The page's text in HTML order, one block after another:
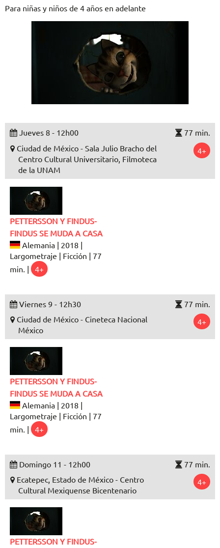
Para niñas y niños de 4 años en adelante
Jueves 8 - 12h00
77 min.
Ciudad de México - Sala Julio Bracho del
Centro Cultural Universitario, Filmoteca
de la UNAM
4+
PETTERSSON Y FINDUS-
FINDUS SE MUDA A CASA
Alemania | 2018 |
Largometraje | Ficción | 77
min. |
4+
Viernes 9 - 12h30
77 min.
Ciudad de México - Cineteca Nacional
México
4+
PETTERSSON Y FINDUS-
FINDUS SE MUDA A CASA
Alemania | 2018 |
Largometraje | Ficción | 77
min. |
4+
Domingo 11 - 12h00
77 min.
Ecatepec, Estado de México - Centro
Cultural Mexiquense Bicentenario
4+
PETTERSSON Y FINDUS-